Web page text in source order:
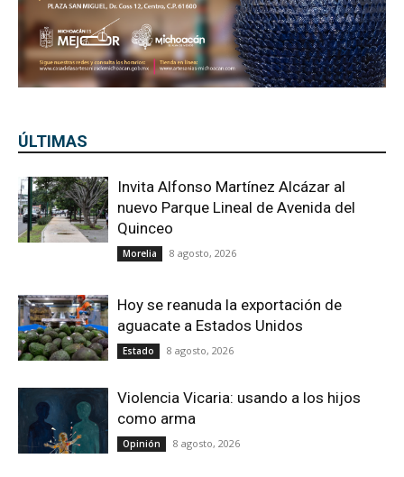
ÚLTIMAS
Invita Alfonso Martínez Alcázar al
nuevo Parque Lineal de Avenida del
Quinceo
Morelia 8 agosto, 2026
Hoy se reanuda la exportación de
aguacate a Estados Unidos
Estado 8 agosto, 2026
Violencia Vicaria: usando a los hijos
como arma
Opinión 8 agosto, 2026